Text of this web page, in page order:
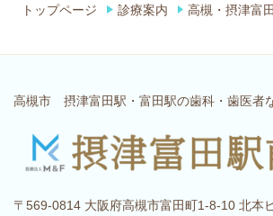
トップページ 診療案内 高槻・摂津富
高槻市 摂津富田駅・富田駅の歯科・歯医者
〒569-0814 大阪府高槻市富田町1-8-10 北本